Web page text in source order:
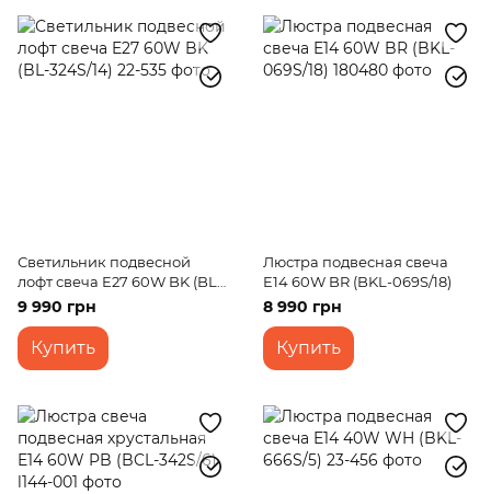
Светильник подвесной
лофт свеча E27 60W BK (BL-
324S/14)
9 990 грн
Купить
Люстра подвесная свеча
E14 60W BR (BKL-069S/18)
8 990 грн
Купить